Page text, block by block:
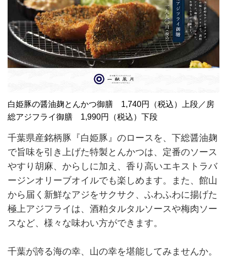
白姫豚の醤油麹とんかつ御膳 1,740円（税込）上段／房
総アジフライ御膳 1,990円（税込）下段
千葉県産銘柄豚『白姫豚』のロースを、下総醤油麹
で旨味を引き上げた特製とんかつは、定番のソース
やすり胡麻、からしに加え、香り高いエキストラバ
ージンオリーブオイルでも楽しめます。また、館山
から届く新鮮なアジをサクサク、ふわふわに揚げた
極上アジフライは、酒粕タルタルソースや梅肉ソー
スなど、様々な味わい方ができます。
千葉が誇る海の幸、山の幸を堪能してみませんか。